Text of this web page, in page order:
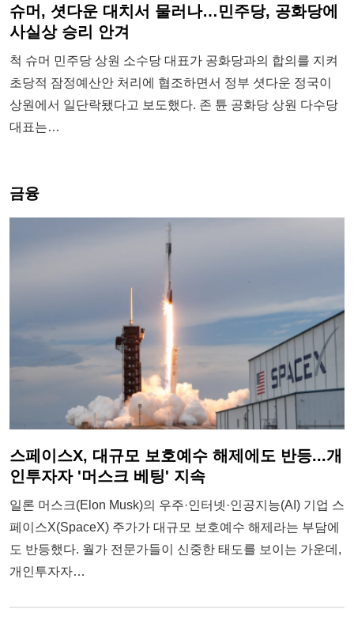
슈머, 셧다운 대치서 물러나…민주당, 공화당에
사실상 승리 안겨
척 슈머 민주당 상원 소수당 대표가 공화당과의 합의를 지켜
초당적 잠정예산안 처리에 협조하면서 정부 셧다운 정국이
상원에서 일단락됐다고 보도했다. 존 튠 공화당 상원 다수당
대표는…
금융
스페이스X, 대규모 보호예수 해제에도 반등...개
인투자자 '머스크 베팅' 지속
일론 머스크(Elon Musk)의 우주·인터넷·인공지능(AI) 기업 스
페이스X(SpaceX) 주가가 대규모 보호예수 해제라는 부담에
도 반등했다. 월가 전문가들이 신중한 태도를 보이는 가운데,
개인투자자…